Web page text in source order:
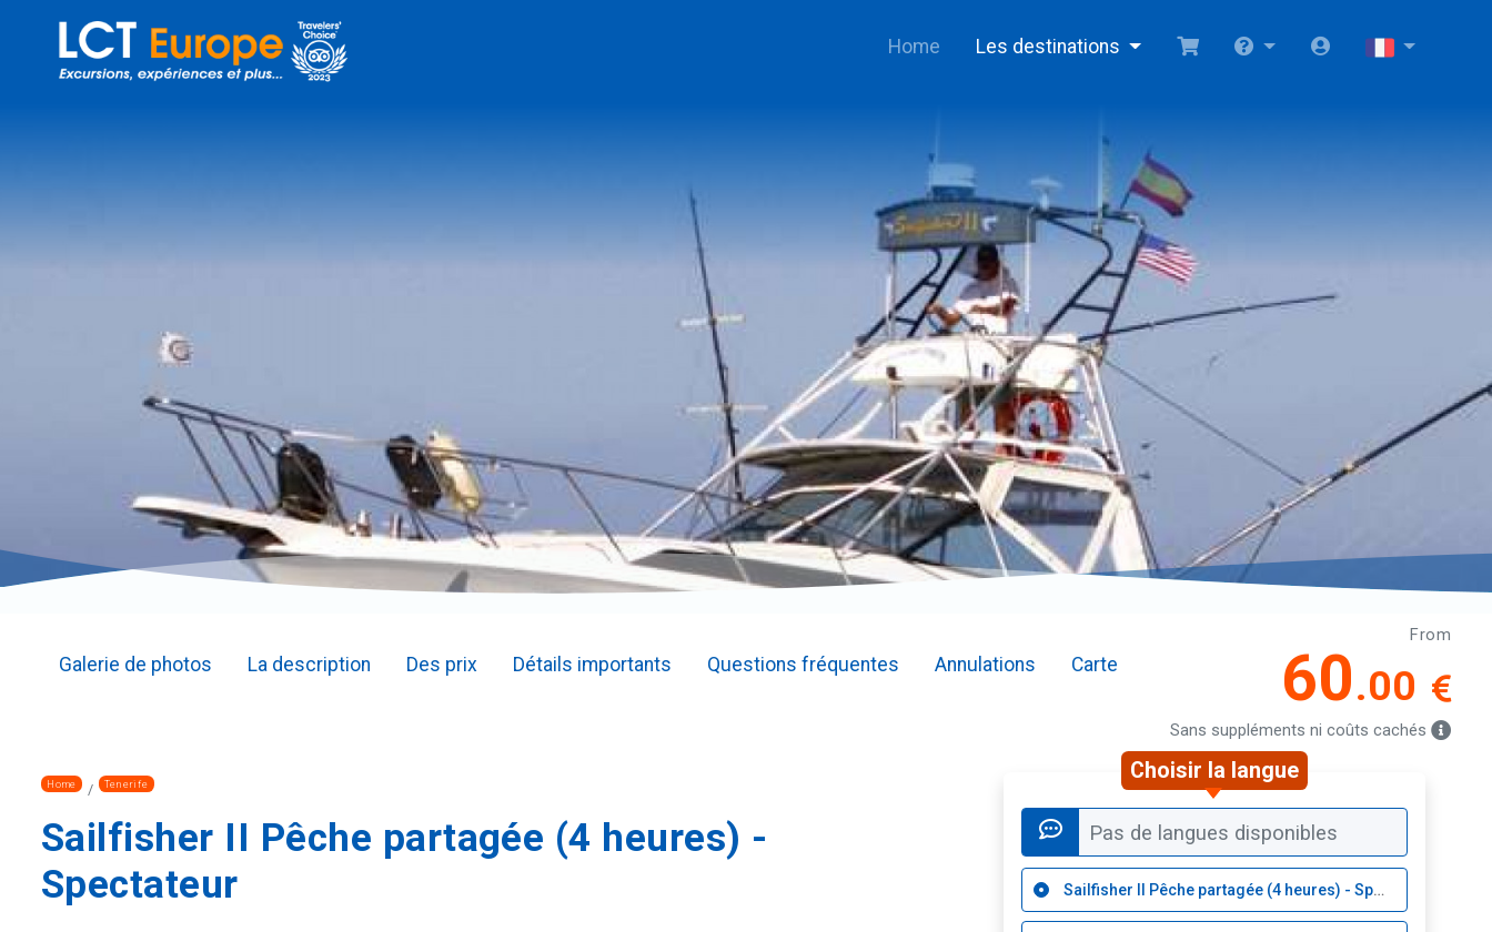
Home Les destinations
Galerie de photos La description Des prix Détails importants Questions fréquentes Annulations Carte
From
60.00
Sans suppléments ni coûts cachés
Home Tenerife
Sailfisher II Pêche partagée (4 heures) -
Spectateur
Choisir la langue
Pas de langues disponibles
Sailfisher II Pêche partagée (4 heures) - Spectateur